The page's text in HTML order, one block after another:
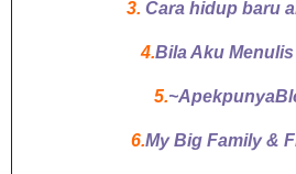
3. Cara hidup baru
4.Bila Aku
5.
6.My Big Family &